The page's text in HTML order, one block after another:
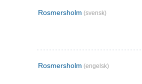
Rosmersholm (svensk)
Rosmersholm (engelsk)